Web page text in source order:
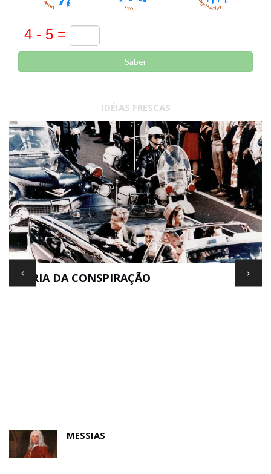
Saber
IDÉIAS FRESCAS
TEORIA DA CONSPIRAÇÃO
MESSIAS